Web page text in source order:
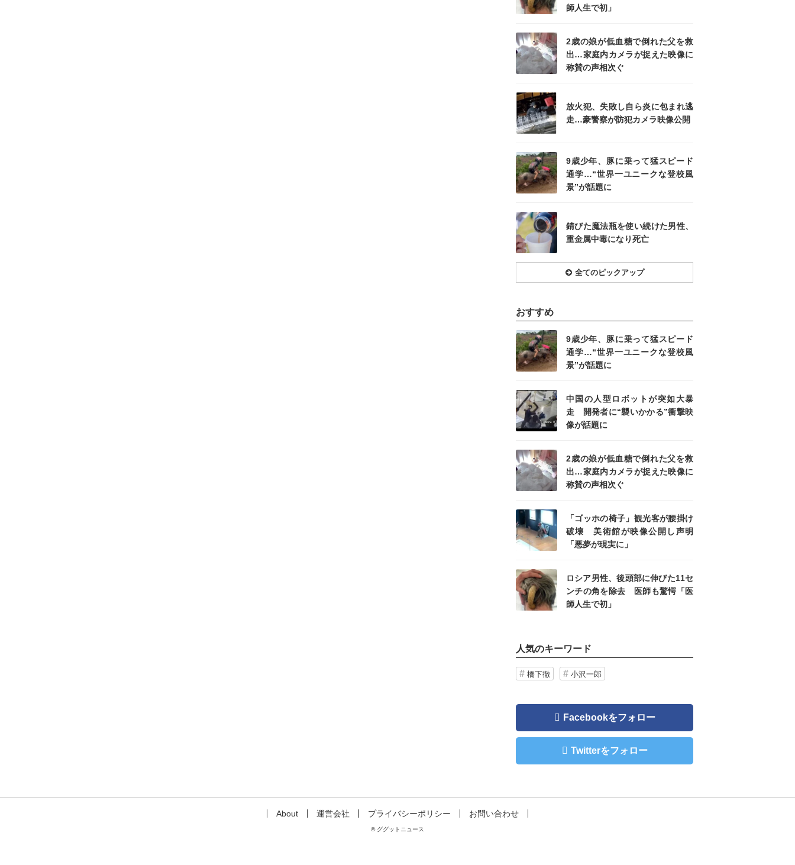
師人生で初」
2歳の娘が低血糖で倒れた父を救
出…家庭内カメラが捉えた映像に
称賛の声相次ぐ
放火犯、失敗し自ら炎に包まれ逃
走…豪警察が防犯カメラ映像公開
9歳少年、豚に乗って猛スピード
通学…“世界一ユニークな登校風
景”が話題に
錆びた魔法瓶を使い続けた男性、
重金属中毒になり死亡
全てのピックアップ
おすすめ
9歳少年、豚に乗って猛スピード
通学…“世界一ユニークな登校風
景”が話題に
中国の人型ロボットが突如大暴
走 開発者に“襲いかかる”衝撃映
像が話題に
2歳の娘が低血糖で倒れた父を救
出…家庭内カメラが捉えた映像に
称賛の声相次ぐ
「ゴッホの椅子」観光客が腰掛け
破壊 美術館が映像公開し声明
「悪夢が現実に」
ロシア男性、後頭部に伸びた11セ
ンチの角を除去 医師も驚愕「医
師人生で初」
人気のキーワード
橋下徹 小沢一郎
Facebookをフォロー
Twitterをフォロー
About 運営会社 プライバシーポリシー お問い合わせ
© ググットニュース